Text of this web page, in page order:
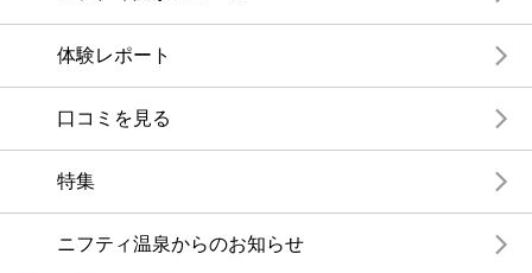
体験レポート
口コミを見る
特集
ニフティ温泉からのお知らせ